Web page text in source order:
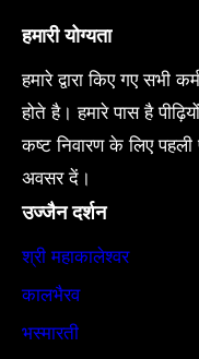
हमारी योग्यता
हमारे द्वारा किए गए सभी
होते है। हमारे पास है
कष्ट निवारण के लिए
अवसर दें।
उज्जैन दर्शन
श्री महाकालेश्वर
कालभैरव
भस्मारती